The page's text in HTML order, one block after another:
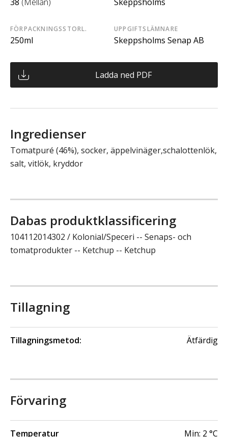
FÖRPACKNINGSSTORL.
250ml
UPPGIFTSLÄMNARE
Skeppsholms Senap AB
Ladda ned PDF
Ingredienser
Tomatpuré (46%), socker, äppelvinäger,schalottenlök,
salt, vitlök, kryddor
Dabas produktklassificering
104112014302 / Kolonial/Speceri -- Senaps- och
tomatprodukter -- Ketchup -- Ketchup
Tillagning
Tillagningsmetod: Ätfärdig
Förvaring
Temperatur Min: 2 °C